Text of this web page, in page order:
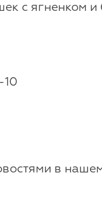
с ягненком
10
в